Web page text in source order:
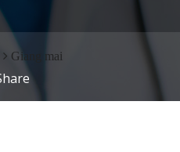
Giang mai